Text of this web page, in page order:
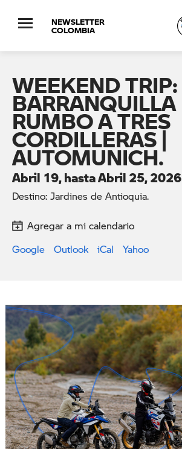
NEWSLETTER
COLOMBIA
WEEKEND TRIP:
BARRANQUILLA
RUMBO A TRES
CORDILLERAS |
AUTOMUNICH.
Abril 19, hasta Abril 25, 2026
Destino: Jardines de Antioquia.
Agregar a mi calendario
Google
Outlook iCal Yahoo